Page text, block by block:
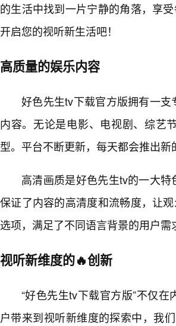
的生活中找到一片宁静的角落，享
开启您的视听新生活吧！
高质量的娱乐内容
好色先生tv下载官方版拥有一
内容。无论是电影、电视剧、综艺
型。平台不断更新，每天都会推出
高清画质是好色先生tv的一大
保证了内容的高清度和流畅度，让
选项，满足了不同语言背景的用户
视听新维度的🔥创新
“好色先生tv下载官方版”不仅
户带来到视听新维度的探索中，我